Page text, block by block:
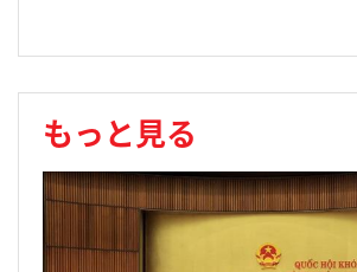
もっと見る